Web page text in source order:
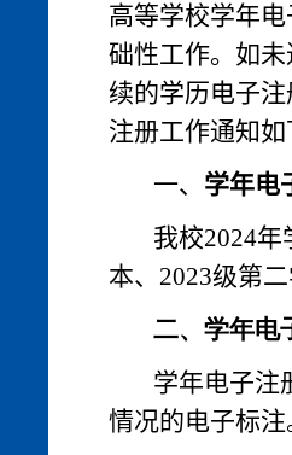
高等学校学年
础性工作。如
续的学历电子
注册工作通知如
一、 学年电
我校2024年
本、 2023级第二
二、学年电
学年电子注
情况的电子标注